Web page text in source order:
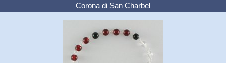
Corona di San Charbel